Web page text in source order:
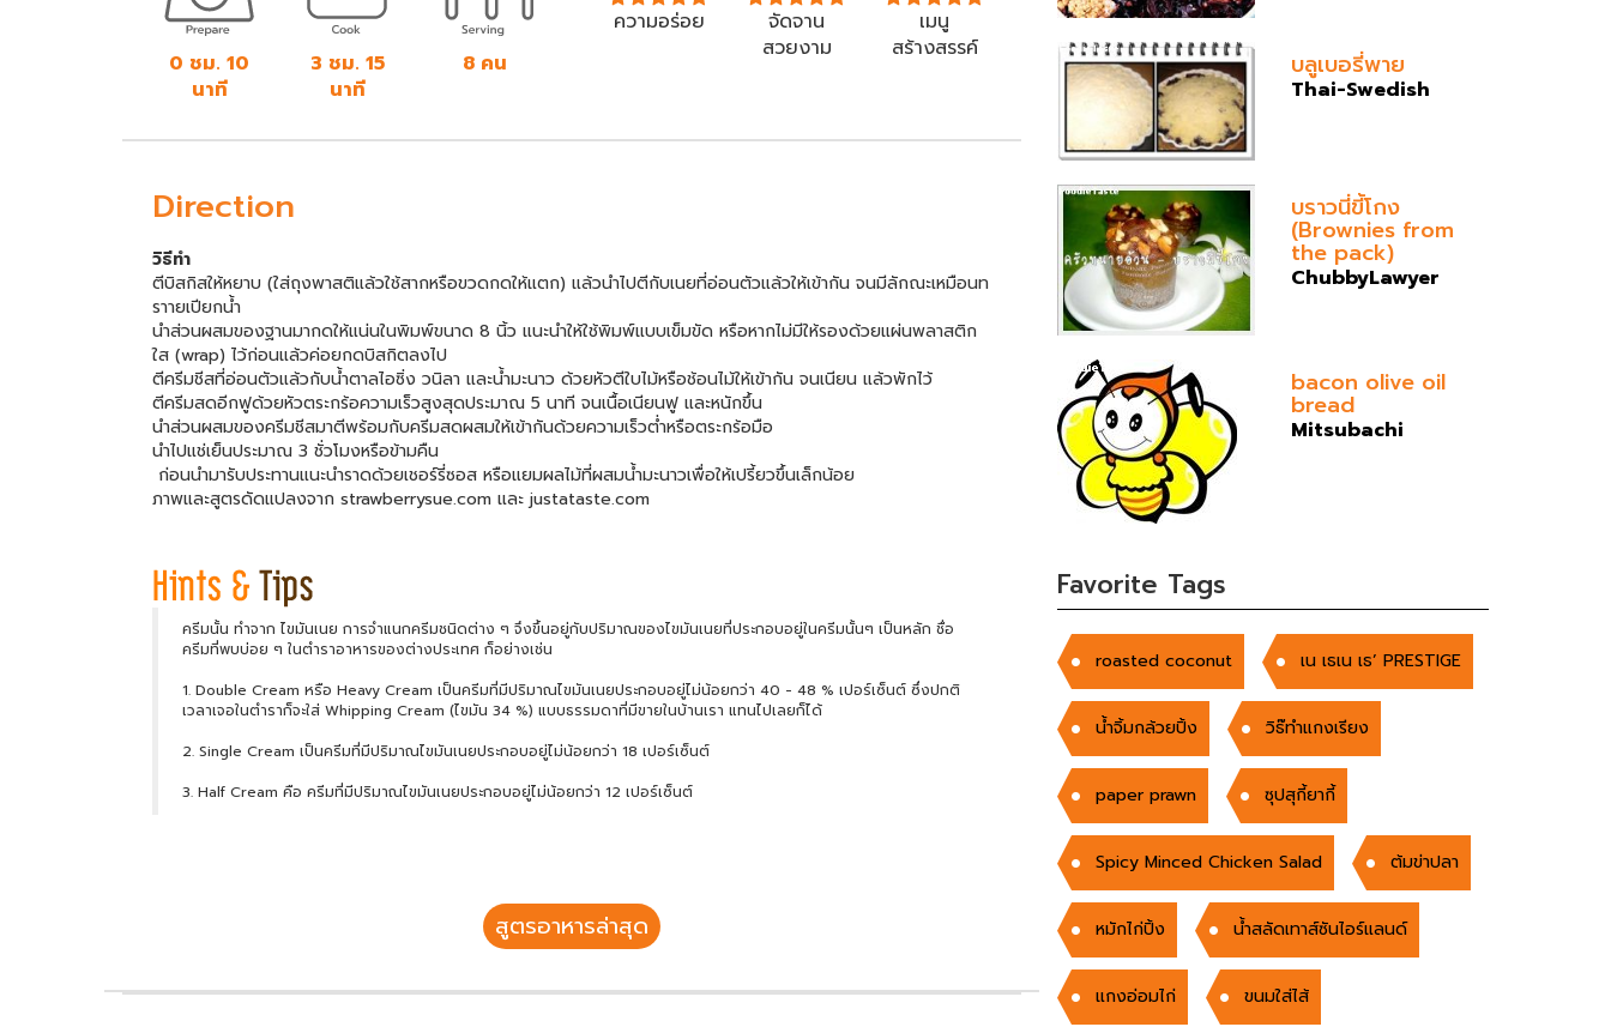
0 ชม. 10
นาที
3 ชม. 15
นาที
8 คน
ความอร่อย
จัดจาน
สวยงาม
เมนู
สร้างสรรค์
Direction
วิธีทำ
ตีบิสกิสให้หยาบ (ใส่ถุงพาสติแล้วใช้สากหรือขวดกดให้แตก) แล้วนำไปตีกับเนยที่อ่อนตัวแล้วให้เข้ากัน จนมีลักณะเหมือนท
ราายเปียกน้ำ
นำส่วนผสมของฐานมากดให้แน่นในพิมพ์ขนาด 8 นิ้ว แนะนำให้ใช้พิมพ์แบบเข็มขัด หรือหากไม่มีให้รองด้วยแผ่นพลาสติก
ใส (wrap) ไว้ก่อนแล้วค่อยกดบิสกิตลงไป
ตีครีมชีสที่อ่อนตัวแล้วกับน้ำตาลไอซิ่ง วนิลา และน้ำมะนาว ด้วยหัวตีใบไม้หรือช้อนไม้ให้เข้ากัน จนเนียน แล้วพักไว้
ตีครีมสดอีกฟูด้วยหัวตระกร้อความเร็วสูงสุดประมาณ 5 นาที จนเนื้อเนียนฟู และหนักขึ้น
นำส่วนผสมของครีมชีสมาตีพร้อมกับครีมสดผสมให้เข้ากันด้วยความเร็วต่ำหรือตระกร้อมือ
นำไปแช่เย็นประมาณ 3 ชั่วโมงหรือข้ามคืน
ก่อนนำมารับประทานแนะนำราดด้วยเชอร์รี่ซอส หรือแยมผลไม้ที่ผสมน้ำมะนาวเพื่อให้เปรี้ยวขึ้นเล็กน้อย
ภาพและสูตรดัดแปลงจาก strawberrysue.com และ justataste.com
ครีมนั้น ทำจาก ไขมันเนย การจำแนกครีมชนิดต่าง ๆ จึงขึ้นอยู่กับปริมาณของไขมันเนยที่ประกอบอยู่ในครีมนั้นๆ เป็นหลัก ชื่อ
ครีมที่พบบ่อย ๆ ในตำราอาหารของต่างประเทศ ก็อย่างเช่น
1. Double Cream หรือ Heavy Cream เป็นครีมที่มีปริมาณไขมันเนยประกอบอยู่ไม่น้อยกว่า 40 - 48 % เปอร์เซ็นต์ ซึ่งปกติ
เวลาเจอในตำราก็จะใส่ Whipping Cream (ไขมัน 34 %) แบบธรรมดาที่มีขายในบ้านเรา แทนไปเลยก็ได้
2. Single Cream เป็นครีมที่มีปริมาณไขมันเนยประกอบอยู่ไม่น้อยกว่า 18 เปอร์เซ็นต์
3. Half Cream คือ ครีมที่มีปริมาณไขมันเนยประกอบอยู่ไม่น้อยกว่า 12 เปอร์เซ็นต์
สูตรอาหารล่าสุด
บลูเบอรี่พาย
Thai-Swedish
บราวนี่ขี้โกง
(Brownies from
the pack)
ChubbyLawyer
bacon olive oil
bread
Mitsubachi
Favorite Tags
roasted coconut เน เธเน เธ’ PRESTIGE
น้ำจิ้มกล้วยปิ้ง วิธ๊ทำแกงเรียง
paper prawn ซุปสุกี้ยากี้
Spicy Minced Chicken Salad ต้มข่าปลา
หมักไก่ปิ้ง น้ำสลัดเทาส์ซันไอร์แลนด์
แกงอ่อมไก่ ขนมใส่ไส้